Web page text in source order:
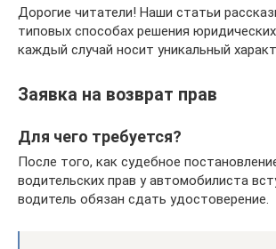
Дорогие читатели! Наши статьи
типовых способах решения
каждый случай носит уникальный
Заявка на возврат прав
Для чего требуется?
После того, как судебное
водительских прав у автомобилиста
водитель обязан сдать удостоверение.